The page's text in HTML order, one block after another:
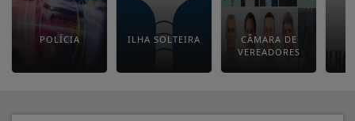
POLÍCIA ILHA SOLTEIRA
CÂMARA DE
VEREADORES